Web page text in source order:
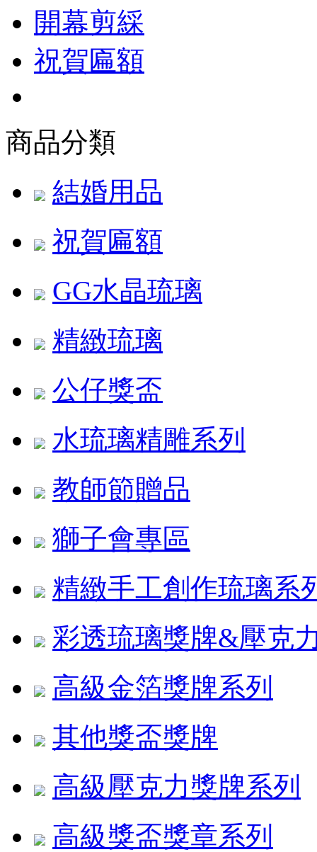
開幕剪綵
祝賀匾額
商品分類
結婚用品
祝賀匾額
GG水晶琉璃
精緻琉璃
公仔獎盃
水琉璃精雕系列
教師節贈品
獅子會專區
精緻手工創作琉璃系
彩透琉璃獎牌&壓克
高級金箔獎牌系列
其他獎盃獎牌
高級壓克力獎牌系列
高級獎盃獎章系列